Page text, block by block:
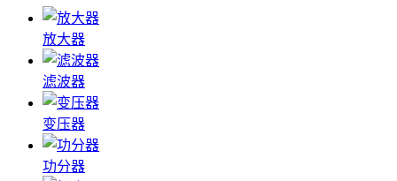
放大器
滤波器
变压器
功分器